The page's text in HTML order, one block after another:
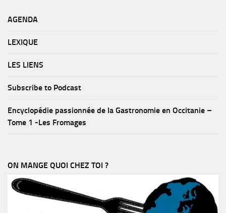
AGENDA
LEXIQUE
LES LIENS
Subscribe to Podcast
Encyclopédie passionnée de la Gastronomie en Occitanie –
Tome 1 -Les Fromages
ON MANGE QUOI CHEZ TOI ?